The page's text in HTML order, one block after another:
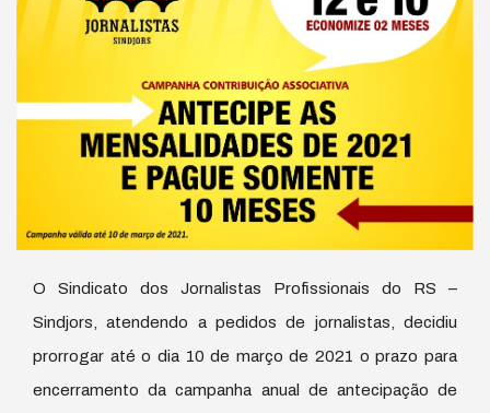
O Sindicato dos Jornalistas Profissionais do RS –
Sindjors, atendendo a pedidos de jornalistas, decidiu
prorrogar até o dia 10 de março de 2021 o prazo para
encerramento da campanha anual de antecipação de